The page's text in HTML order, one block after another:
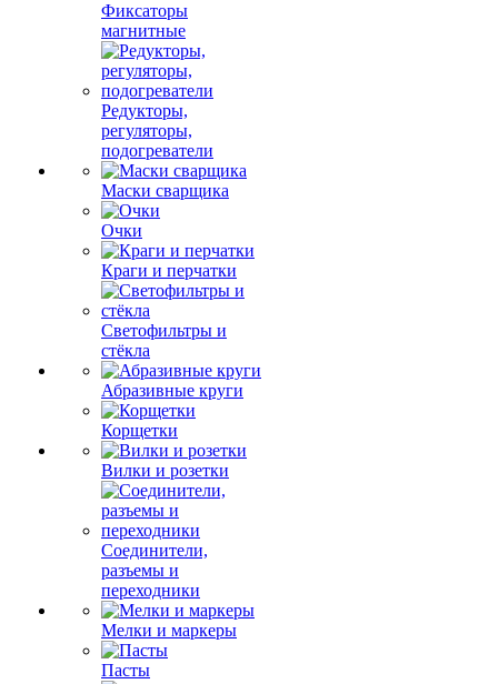
Фиксаторы
магнитные
Редукторы,
регуляторы,
подогреватели
Маски сварщика
Очки
Краги и перчатки
Светофильтры и
стёкла
Абразивные круги
Корщетки
Вилки и розетки
Соединители,
разъемы и
переходники
Мелки и маркеры
Пасты